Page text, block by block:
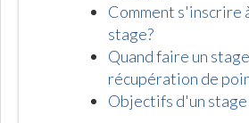
Comment s'inscrire
stage?
Quand faire un
récupération de
Objectifs d'un stage